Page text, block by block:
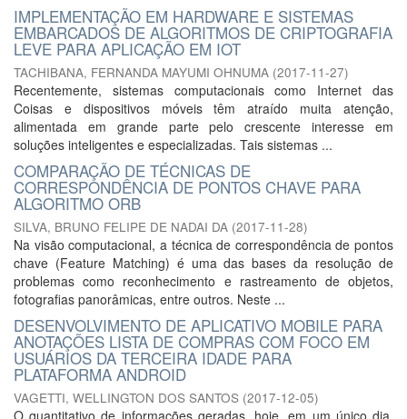
IMPLEMENTAÇÃO EM HARDWARE E SISTEMAS
EMBARCADOS DE ALGORITMOS DE CRIPTOGRAFIA
LEVE PARA APLICAÇÃO EM IOT
TACHIBANA, FERNANDA MAYUMI OHNUMA (2017-11-27)
Recentemente, sistemas computacionais como Internet das
Coisas e dispositivos móveis têm atraído muita atenção,
alimentada em grande parte pelo crescente interesse em
soluções inteligentes e especializadas. Tais sistemas ...
COMPARAÇÃO DE TÉCNICAS DE
CORRESPONDÊNCIA DE PONTOS CHAVE PARA
ALGORITMO ORB
SILVA, BRUNO FELIPE DE NADAI DA (2017-11-28)
Na visão computacional, a técnica de correspondência de pontos
chave (Feature Matching) é uma das bases da resolução de
problemas como reconhecimento e rastreamento de objetos,
fotografias panorâmicas, entre outros. Neste ...
DESENVOLVIMENTO DE APLICATIVO MOBILE PARA
ANOTAÇÕES LISTA DE COMPRAS COM FOCO EM
USUÁRIOS DA TERCEIRA IDADE PARA
PLATAFORMA ANDROID
VAGETTI, WELLINGTON DOS SANTOS (2017-12-05)
O quantitativo de informações geradas, hoje, em um único dia,